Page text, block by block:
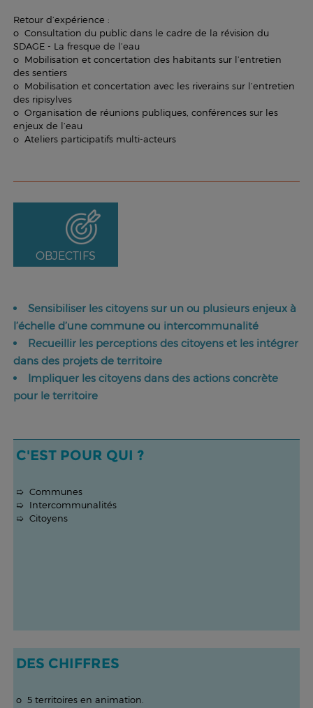
Retour d’expérience :
o Consultation du public dans le cadre de la révision du
SDAGE - La fresque de l’eau
o Mobilisation et concertation des habitants sur l’entretien
des sentiers
o Mobilisation et concertation avec les riverains sur l’entretien
des ripisylves
o Organisation de réunions publiques, conférences sur les
enjeux de l’eau
o Ateliers participatifs multi-acteurs
OBJECTIFS
Sensibiliser les citoyens sur un ou plusieurs enjeux à
l’échelle d’une commune ou intercommunalité
Recueillir les perceptions des citoyens et les intégrer
dans des projets de territoire
Impliquer les citoyens dans des actions concrète
pour le territoire
C'EST POUR QUI ?
➯ Communes
➯ Intercommunalités
➯ Citoyens
DES CHIFFRES
o 5 territoires en animation.